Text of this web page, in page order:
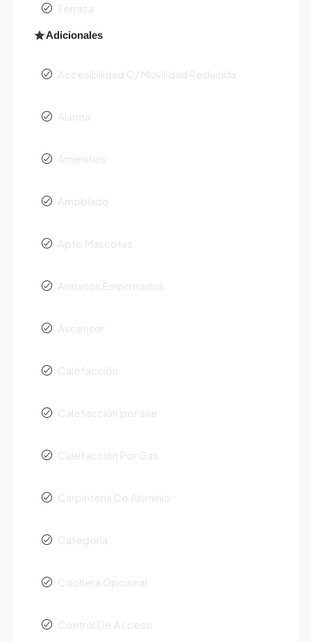
Terraza
Adicionales
Accesibilidad C/ Movilidad Reducida
Alarma
Amenities
Amoblado
Apto Mascotas
Armarios Empotrados
Ascensor
Calefacción
Calefacción por aire
Calefacción Por Gas
Carpintería De Aluminio
Categoría
Cochera Opcional
Control De Acceso